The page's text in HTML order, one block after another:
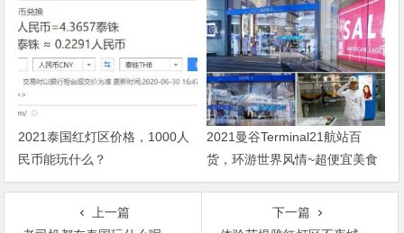
2021泰国红灯区价格，1000人
民币能玩什么？
2021曼谷Terminal21航站百
货，环游世界风情~超便宜美食
街
上一篇
下一篇